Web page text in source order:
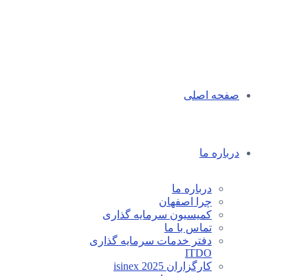
صفحه اصلی
درباره ما
درباره ما
چرا اصفهان
کمیسیون سرمایه گذاری
تماس با ما
دفتر خدمات سرمایه گذاری
ITDO
کارگزاران isinex 2025